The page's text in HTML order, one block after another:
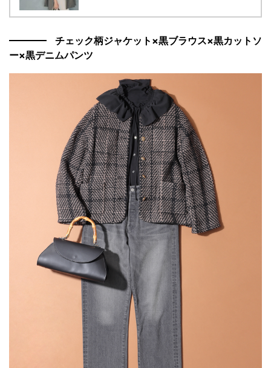
チェック柄ジャケット×黒ブラウス×黒カットソ
ー×黒デニムパンツ